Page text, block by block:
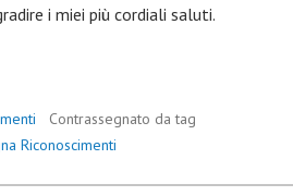
i miei più cordiali saluti.
Contrassegnato da tag
Riconoscimenti